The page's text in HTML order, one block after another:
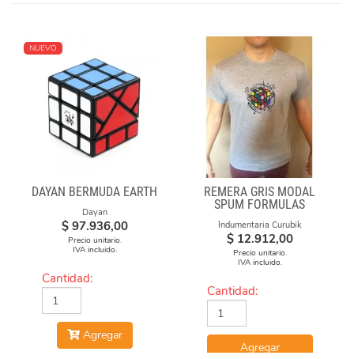
NUEVO
DAYAN BERMUDA EARTH
Dayan
$ 97.936,00
Precio unitario.
IVA incluido.
Cantidad:
Agregar
REMERA GRIS MODAL
SPUM FORMULAS
Indumentaria Curubik
$ 12.912,00
Precio unitario.
IVA incluido.
Cantidad:
Agregar